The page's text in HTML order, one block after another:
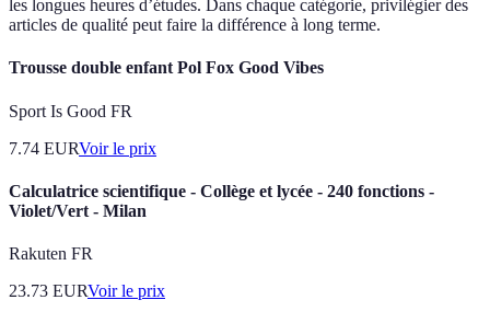
les longues heures d’études. Dans chaque catégorie, privilégier des
articles de qualité peut faire la différence à long terme.
Trousse double enfant Pol Fox Good Vibes
Sport Is Good FR
7.74 EURVoir le prix
Calculatrice scientifique - Collège et lycée - 240 fonctions -
Violet/Vert - Milan
Rakuten FR
23.73 EURVoir le prix